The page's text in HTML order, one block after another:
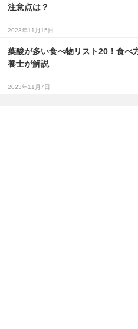
注意点は？
2023年11月15日
葉酸が多い食べ物リスト20！食べ
養士が解説
2023年11月7日